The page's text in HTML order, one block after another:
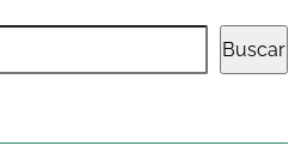
Buscar